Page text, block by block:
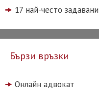
17 най-често
Бързи връзки
Онлайн адвокат